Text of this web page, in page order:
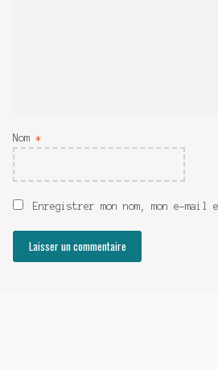
Nom*
Enregistrer mon nom, mon e-mail